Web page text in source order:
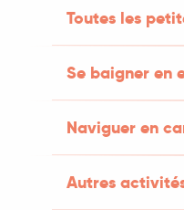
Toutes les
Se baigner en
Naviguer en
Autres
proposant
tous les niveaux en
permet de
à travers différents